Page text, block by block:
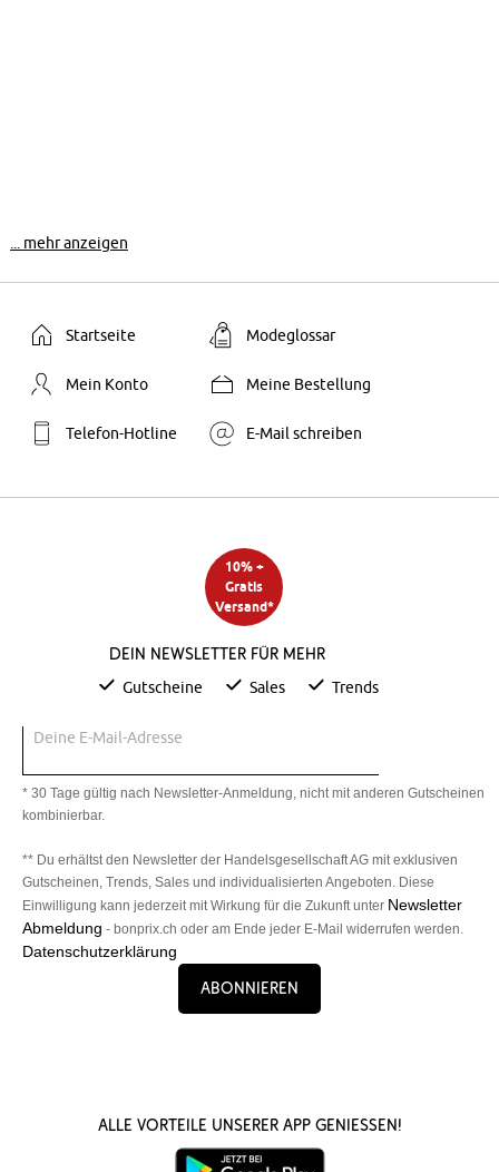
... mehr anzeigen
Startseite Modeglossar
Mein Konto Meine Bestellung
Telefon-Hotline E-Mail schreiben
10% +
Gratis
Versand*
Dein Newsletter für mehr
Gutscheine Sales Trends
Deine E-Mail-Adresse
* 30 Tage gültig nach Newsletter-Anmeldung, nicht mit anderen Gutscheinen
kombinierbar.
** Du erhältst den Newsletter der Handelsgesellschaft AG mit exklusiven
Gutscheinen, Trends, Sales und individualisierten Angeboten. Diese
Einwilligung kann jederzeit mit Wirkung für die Zukunft unter Newsletter
Abmeldung - bonprix.ch oder am Ende jeder E-Mail widerrufen werden.
Datenschutzerklärung
Abonnieren
Alle Vorteile unserer App genießen!